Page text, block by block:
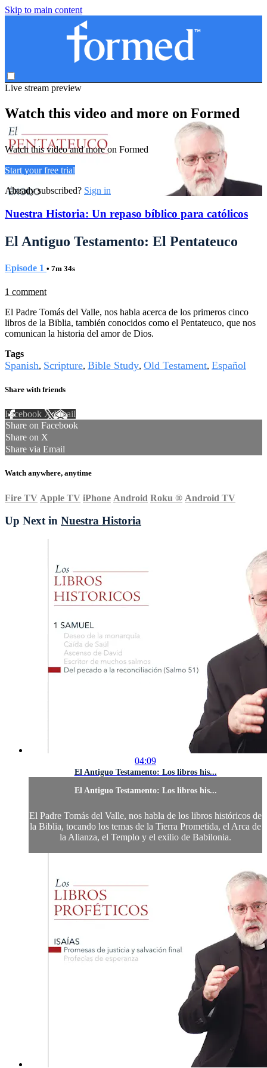
Skip to main content
Live stream preview
Watch this video and more on Formed
Watch this video and more on Formed
Start your free trial
Already subscribed? Sign in
Nuestra Historia: Un repaso bíblico para católicos
El Antiguo Testamento: El Pentateuco
Episode 1 • 7m 34s
1 comment
El Padre Tomás del Valle, nos habla acerca de los primeros cinco
libros de la Biblia, también conocidos como el Pentateuco, que nos
comunican la historia del amor de Dios.
Tags
Spanish, Scripture, Bible Study, Old Testament, Español
Share with friends
Facebook XEmail
Share on Facebook
Share on X
Share via Email
Watch anywhere, anytime
Fire TV Apple TV iPhone Android Roku ® Android TV
Up Next in Nuestra Historia
04:09
El Antiguo Testamento: Los libros his...
El Antiguo Testamento: Los libros his...
El Padre Tomás del Valle, nos habla de los libros históricos de
la Biblia, tocando los temas de la Tierra Prometida, el Arca de
la Alianza, el Templo y el exilio de Babilonia.